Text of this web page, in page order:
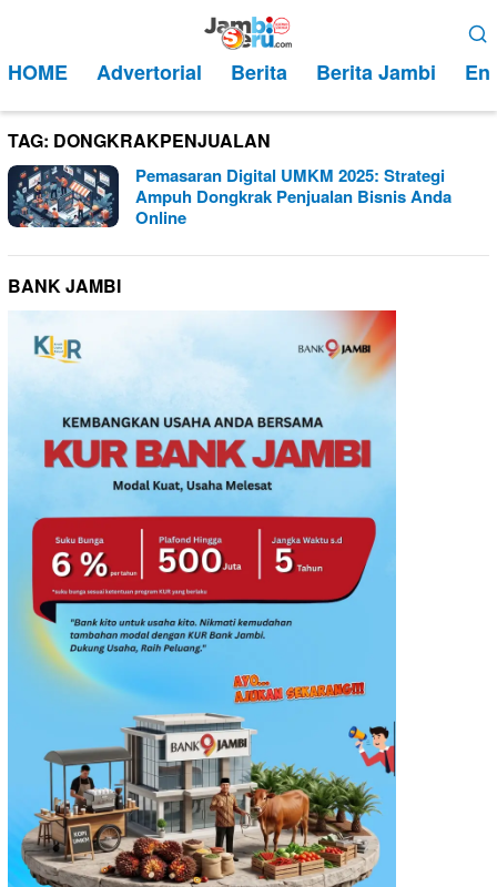
kontenMobile
HOME Advertorial Berita Berita Jambi
TAG: DONGKRAKPENJUALAN
Pemasaran Digital UMKM 2025: Strategi
Ampuh Dongkrak Penjualan Bisnis Anda
Online
BANK JAMBI